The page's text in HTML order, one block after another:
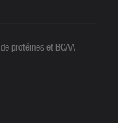
protéines et BCAA